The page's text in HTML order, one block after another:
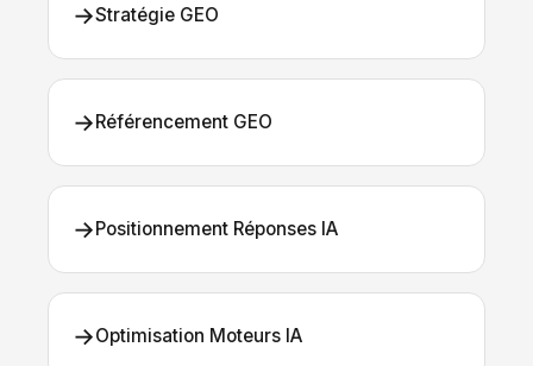
→Stratégie GEO
→Référencement GEO
→Positionnement Réponses IA
→Optimisation Moteurs IA